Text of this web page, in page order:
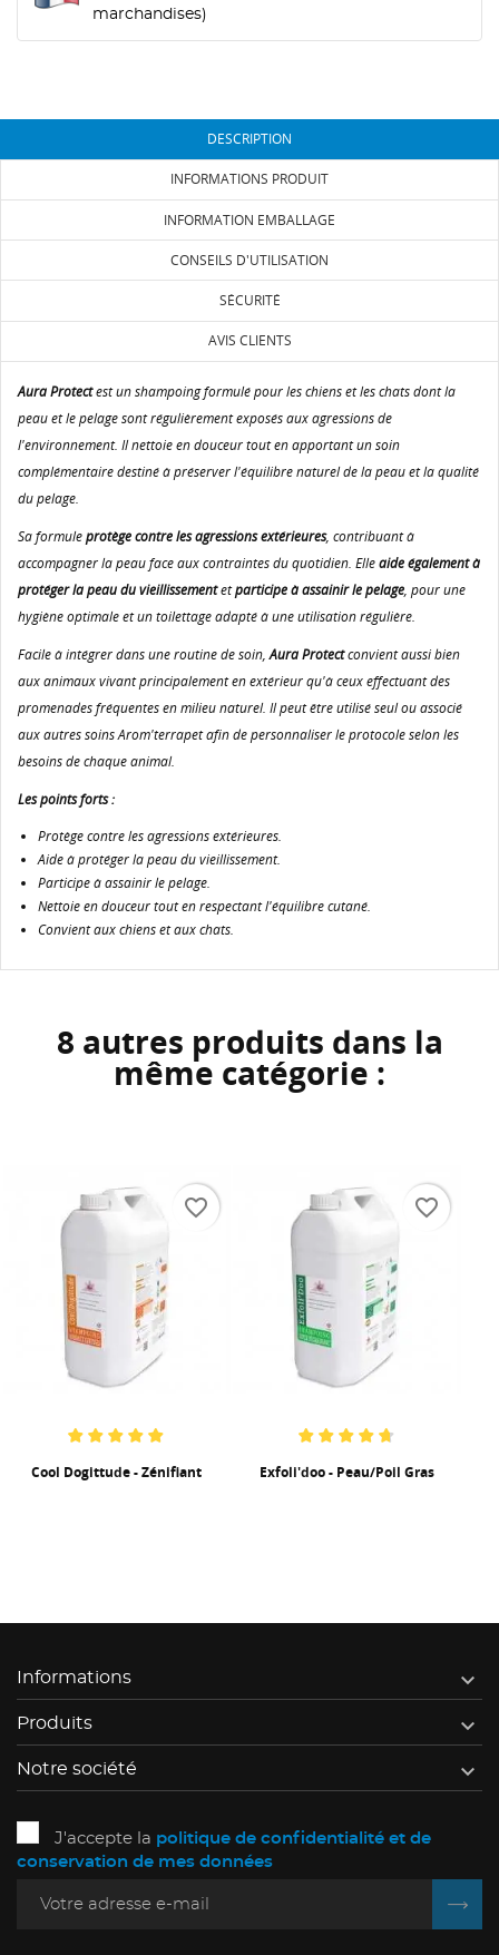
marchandises)
DESCRIPTION
INFORMATIONS PRODUIT
INFORMATION EMBALLAGE
CONSEILS D'UTILISATION
SÉCURITÉ
AVIS CLIENTS
Aura Protectest un shampoing formulé pour les chiens et les chats dont la
peau et le pelage sont régulièrement exposés aux agressions de
l'environnement. Il nettoie en douceur tout en apportant un soin
complémentaire destiné à préserver l'équilibre naturel de la peau et la qualité
du pelage.
Sa formuleprotège contre les agressions extérieures, contribuant à
accompagner la peau face aux contraintes du quotidien. Elleaide également à
protéger la peau du vieillissementetparticipe à assainir le pelage, pour une
hygiène optimale et un toilettage adapté à une utilisation régulière.
Facile à intégrer dans une routine de soin,Aura Protectconvient aussi bien
aux animaux vivant principalement en extérieur qu'à ceux effectuant des
promenades fréquentes en milieu naturel. Il peut être utilisé seul ou associé
aux autres soins Arom'terrapet afin de personnaliser le protocole selon les
besoins de chaque animal.
Les points forts :
Protège contre les agressions extérieures.
Aide à protéger la peau du vieillissement.
Participe à assainir le pelage.
Nettoie en douceur tout en respectant l'équilibre cutané.
Convient aux chiens et aux chats.
8 autres produits dans la
même catégorie :
Exfoli'doo - Peau/poil Gras
favorite_border
Strass Dog - Peau/poil Terne
favorite_border
Informations 
Produits 
Notre société 
MES LISTES D'ENVIE
add_circle_outline Créer une nouvelle liste
CRÉER UNE LISTE D'ENVIES
NOM DE LA LISTE D'ENVIES
Annuler Créer une liste d'envies
CONNEXION
à votre liste d'envies.
Annuler
J'accepte la politique de confidentialité et de
conservation de mes données